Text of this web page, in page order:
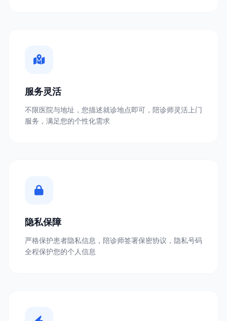
服务灵活
不限医院与地址，您描述就诊地点即可，陪诊师灵活上门
服务，满足您的个性化需求
隐私保障
严格保护患者隐私信息，陪诊师签署保密协议，隐私号码
全程保护您的个人信息